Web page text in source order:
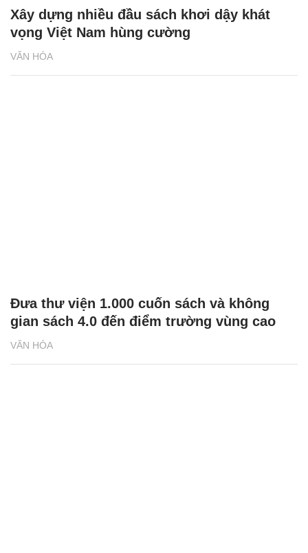
VĂN HÓA
Xây dựng nhiều đầu sách khơi dậy khát
vọng Việt Nam hùng cường
VĂN HÓA
Đưa thư viện 1.000 cuốn sách và không
gian sách 4.0 đến điểm trường vùng cao